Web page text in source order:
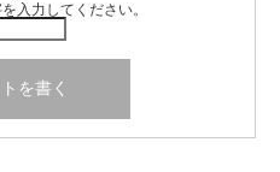
入力してください。